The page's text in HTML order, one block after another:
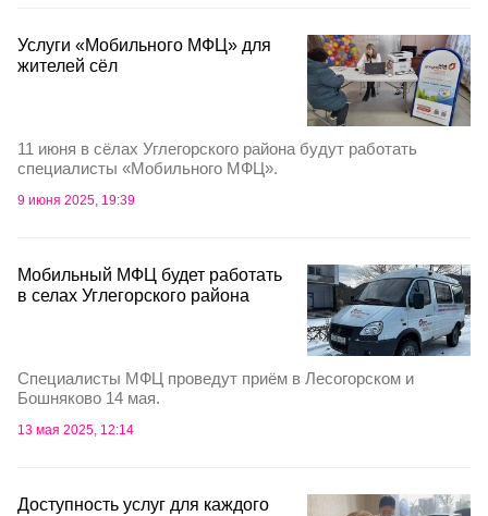
Услуги «Мобильного МФЦ» для
жителей сёл
11 июня в сёлах Углегорского района будут работать
специалисты «Мобильного МФЦ».
9 июня 2025, 19:39
Мобильный МФЦ будет работать
в селах Углегорского района
Специалисты МФЦ проведут приём в Лесогорском и
Бошняково 14 мая.
13 мая 2025, 12:14
Доступность услуг для каждого